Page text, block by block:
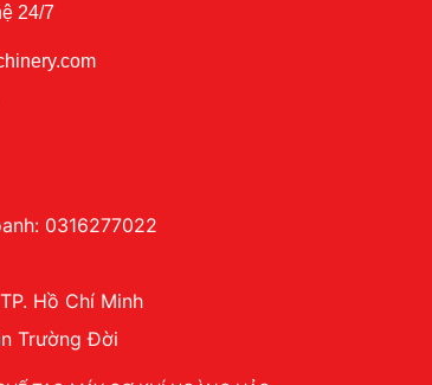
24/7
0316277022
Hồ Chí Minh
Trường Đời